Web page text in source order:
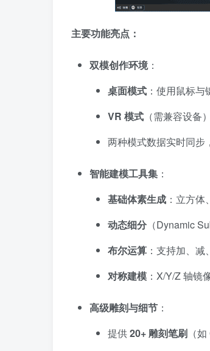
主要功能亮点：
双模创作环境：
桌面模式 ：使用鼠标
VR 模式 （需兼容设备
两种模式数据实时同步
智能建模工具集 ：
基础体素生成 ：立方
动态细分 （Dynamic
布尔运算 ：支持加、
对称建模 ：X/Y/Z 轴镜
高级雕刻与细节 ：
提供20+ 雕刻笔刷 （